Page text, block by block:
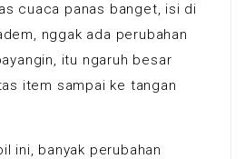
cuaca panas banget, isi di
nggak ada perubahan
itu ngaruh besar
item sampai ke tangan
ini, banyak perubahan